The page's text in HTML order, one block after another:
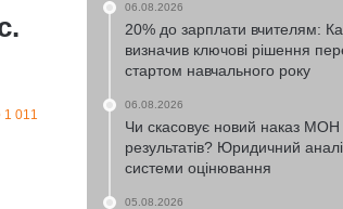
1 011
06.08.2026
20% до зарплати вчителям:
визначив ключові рішення
стартом навчального року
06.08.2026
Чи скасовує новий наказ МОН
результатів? Юридичний
системи оцінювання
05.08.2026